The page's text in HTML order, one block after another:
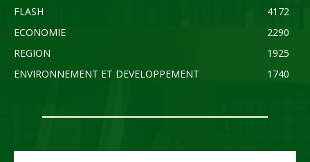
FLASH
4172
ECONOMIE
2290
REGION
1925
ENVIRONNEMENT ET DEVELOPPEMENT
1740